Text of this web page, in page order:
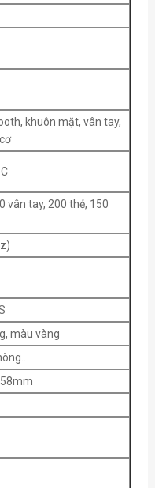
khuôn mặt, vân tay,
vân tay, 200 thẻ, 150
màu vàng